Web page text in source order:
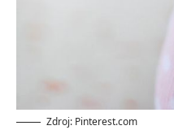
Zdroj: Pinterest.com